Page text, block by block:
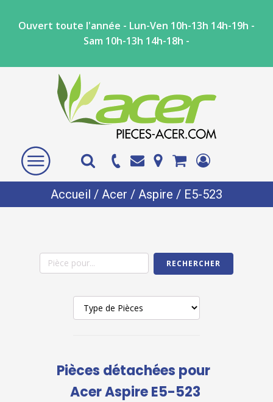
Ouvert toute l'année - Lun-Ven 10h-13h 14h-19h -
Sam 10h-13h 14h-18h -
Accueil / Acer / Aspire / E5-523
RECHERCHER
Pièces détachées pour
Acer Aspire E5-523